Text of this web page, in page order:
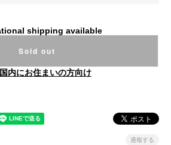
shipping available
Sold out
内にお住まいの方向け
通報する